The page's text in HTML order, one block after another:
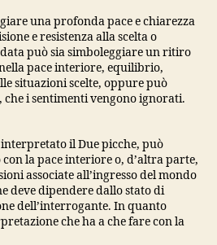
una profonda pace e chiarezza
e resistenza alla scelta o
può sia simboleggiare un ritiro
nella pace interiore, equilibrio,
situazioni scelte, oppure può
che i sentimenti vengono ignorati.
il Due picche, può
la pace interiore o, d’altra parte,
associate all’ingresso del mondo
deve dipendere dallo stato di
dell’interrogante. In quanto
che ha a che fare con la